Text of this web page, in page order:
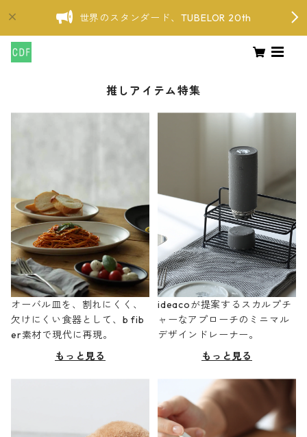
世界のスタンダード、TUBELOR 20th
推しアイテム特集
オーバル皿を、割れにくく、
欠けにくい食器として、b fib
er素材で現代に再現。
もっと見る
ideacoが提案するスカルプチ
ャーなアプローチのミニマル
デザインドレーナー。
もっと見る